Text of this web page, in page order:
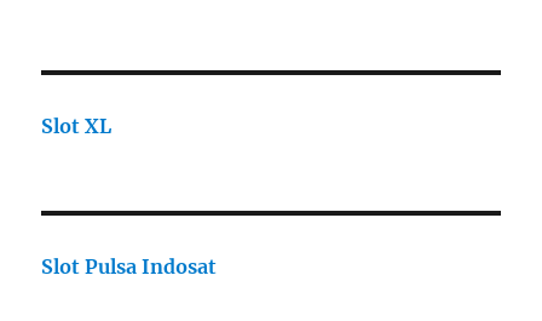
Slot XL
Slot Pulsa Indosat